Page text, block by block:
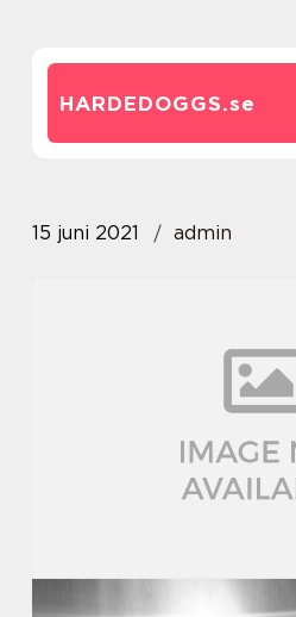
HARDEDOGGS.se
15 juni 2021 admin